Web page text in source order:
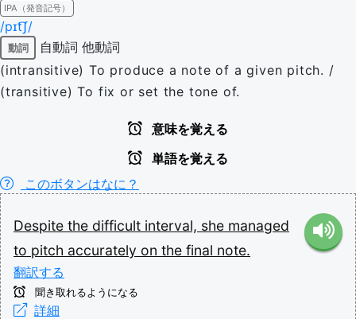
IPA（発音記号）
/pɪt͡ʃ/
動詞 自動詞 他動詞
(intransitive) To produce a note of a given pitch. /
(transitive) To fix or set the tone of.
意味を覚える
単語を覚える
このボタンはなに？
Despite the difficult interval, she managed
to pitch accurately on the final note.
翻訳する
聞き取れるようになる
詳細